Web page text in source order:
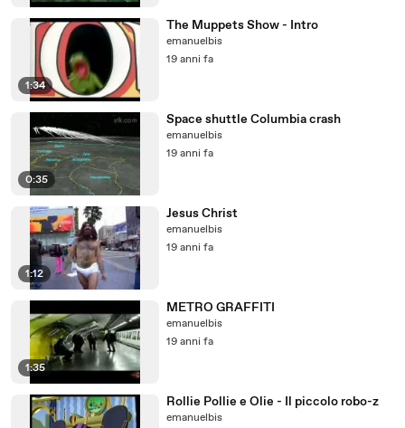
1:34
The Muppets Show - Intro
emanuelbis
19 anni fa
0:35
Space shuttle Columbia crash
emanuelbis
19 anni fa
1:12
Jesus Christ
emanuelbis
19 anni fa
1:35
METRO GRAFFITI
emanuelbis
19 anni fa
Rollie Pollie e Olie - Il piccolo robo-z
emanuelbis